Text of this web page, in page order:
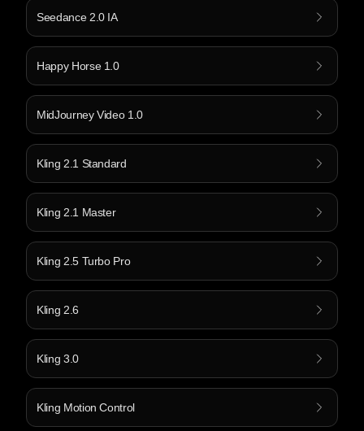
Seedance 2.0 IA
Happy Horse 1.0
MidJourney Video 1.0
Kling 2.1 Standard
Kling 2.1 Master
Kling 2.5 Turbo Pro
Kling 2.6
Kling 3.0
Kling Motion Control